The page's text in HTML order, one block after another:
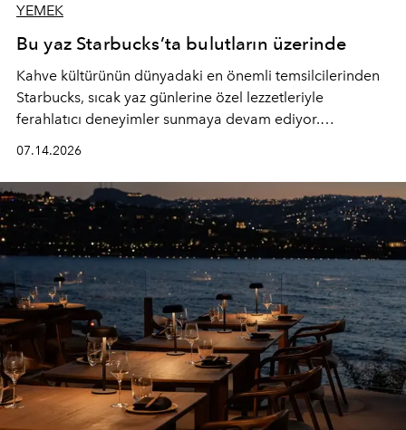
YEMEK
Bu yaz Starbucks’ta bulutların üzerinde
Kahve kültürünün dünyadaki en önemli temsilcilerinden
Starbucks, sıcak yaz günlerine özel lezzetleriyle
ferahlatıcı deneyimler sunmaya devam ediyor.
yepyeni Cloud Frappuccino® Blended Beverage çeşitleri
ve yiyecek alternatifleri yazın keyfine lezzet katıyor.
07.14.2026